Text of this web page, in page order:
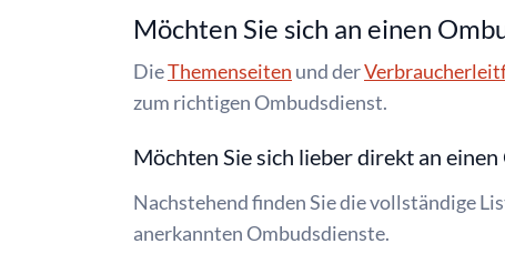
Möchten Sie sich an einen
DieThemenseiten und der
zum richtigen Ombudsdienst.
Möchten Sie sich lieber direkt an
Nachstehend finden Sie die vollständige
anerkannten Ombudsdienste.